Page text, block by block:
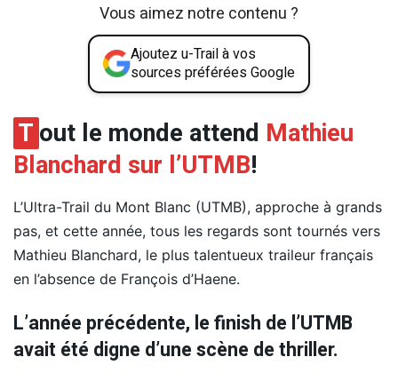
Vous aimez notre contenu ?
Ajoutez u-Trail à vos
sources préférées Google
T out le monde attend Mathieu
Blanchard sur l’UTMB!
L’Ultra-Trail du Mont Blanc (UTMB), approche à grands
pas, et cette année, tous les regards sont tournés vers
Mathieu Blanchard, le plus talentueux traileur français
en l’absence de François d’Haene.
L’année précédente, le finish de l’UTMB
avait été digne d’une scène de thriller.